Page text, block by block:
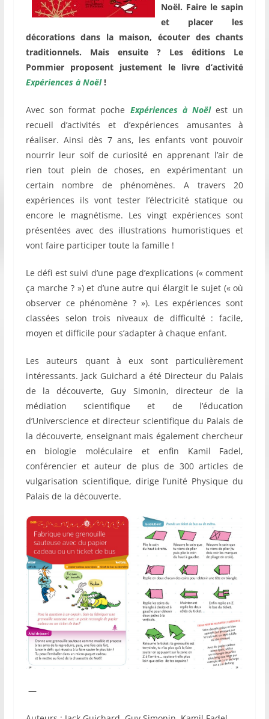
Noël. Faire le sapin
et placer les
décorations dans la maison, écouter des chants
traditionnels. Mais ensuite ? Les éditions Le
Pommier proposent justement le livre d’activité
Expériences à Noël!
Avec son format poche Expériences à Noëlest un
recueil d’activités et d’expériences amusantes à
réaliser. Ainsi dès 7 ans, les enfants vont pouvoir
nourrir leur soif de curiosité en apprenant l’air de
rien tout plein de choses, en expérimentant un
certain nombre de phénomènes. A travers 20
expériences ils vont tester l’électricité statique ou
encore le magnétisme. Les vingt expériences sont
présentées avec des illustrations humoristiques et
vont faire participer toute la famille !
Le défi est suivi d’une page d’explications (« comment
ça marche ? ») et d’une autre qui élargit le sujet (« où
observer ce phénomène ? »). Les expériences sont
classées selon trois niveaux de difficulté : facile,
moyen et difficile pour s’adapter à chaque enfant.
Les auteurs quant à eux sont particulièrement
intéressants. Jack Guichard a été Directeur du Palais
de la découverte, Guy Simonin, directeur de la
médiation scientifique et de l’éducation
d’Universcience et directeur scientifique du Palais de
la découverte, enseignant mais également chercheur
en biologie moléculaire et enfin Kamil Fadel,
conférencier et auteur de plus de 300 articles de
vulgarisation scientifique, dirige l’unité Physique du
Palais de la découverte.
—